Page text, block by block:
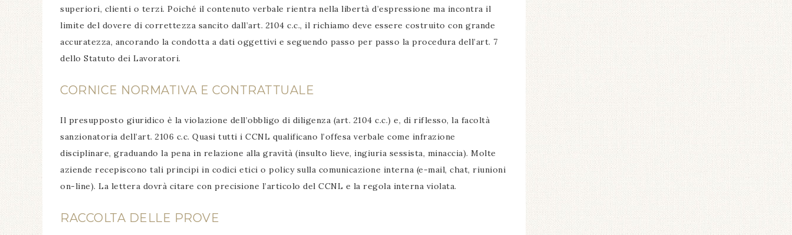
superiori, clienti o terzi. Poiché il contenuto verbale rientra nella libertà d’espressione ma incontra il
limite del dovere di correttezza sancito dall’art. 2104 c.c., il richiamo deve essere costruito con grande
accuratezza, ancorando la condotta a dati oggettivi e seguendo passo per passo la procedura dell’art. 7
dello Statuto dei Lavoratori.
CORNICE NORMATIVA E CONTRATTUALE
Il presupposto giuridico è la violazione dell’obbligo di diligenza (art. 2104 c.c.) e, di riflesso, la facoltà
sanzionatoria dell’art. 2106 c.c. Quasi tutti i CCNL qualificano l’offesa verbale come infrazione
disciplinare, graduando la pena in relazione alla gravità (insulto lieve, ingiuria sessista, minaccia). Molte
aziende recepiscono tali principi in codici etici o policy sulla comunicazione interna (e-mail, chat, riunioni
on-line). La lettera dovrà citare con precisione l’articolo del CCNL e la regola interna violata.
RACCOLTA DELLE PROVE